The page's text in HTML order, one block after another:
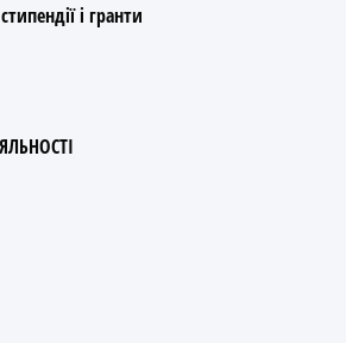
і гранти